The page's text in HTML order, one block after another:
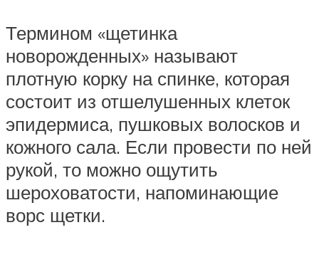
Термином «щетинка
новорожденных» называют
плотную корку на спинке, которая
состоит из отшелушенных клеток
эпидермиса, пушковых волосков и
кожного сала. Если провести по ней
рукой, то можно ощутить
шероховатости, напоминающие
ворс щетки.